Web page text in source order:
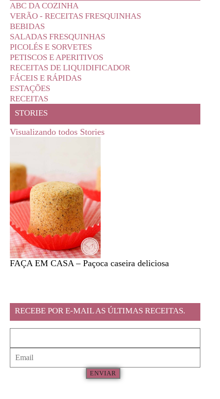
ABC DA COZINHA
VERÃO - RECEITAS FRESQUINHAS
BEBIDAS
SALADAS FRESQUINHAS
PICOLÉS E SORVETES
PETISCOS E APERITIVOS
RECEITAS DE LIQUIDIFICADOR
FÁCEIS E RÁPIDAS
ESTAÇÕES
RECEITAS
STORIES
Visualizando todos Stories
FAÇA EM CASA – Paçoca caseira deliciosa
RECEBE POR E-MAIL AS ÚLTIMAS RECEITAS.
ENVIAR